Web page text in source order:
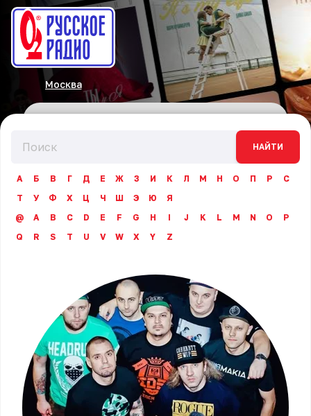
Москва
НАЙТИ
А Б В Г Д Е Ж З И К Л М Н О П Р
С
Т
У Ф Х Ц Ч Ш Э Ю
Я
@
A B C D E F G H I J K L M N O
P
Q
R S T U V W X Y Z